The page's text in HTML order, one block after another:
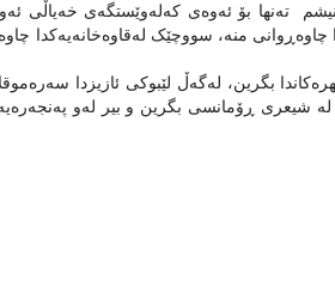
تەنها بۆ ئەوەی کەلەوێستگەی خەیاڵی ئەو
منە، سووچێک لەقاوەخانەیەکدا
بگرین، لەگەڵ لێبوکی ئازیزدا
شیعری ڕۆمانسی بگرین و بیر لەو